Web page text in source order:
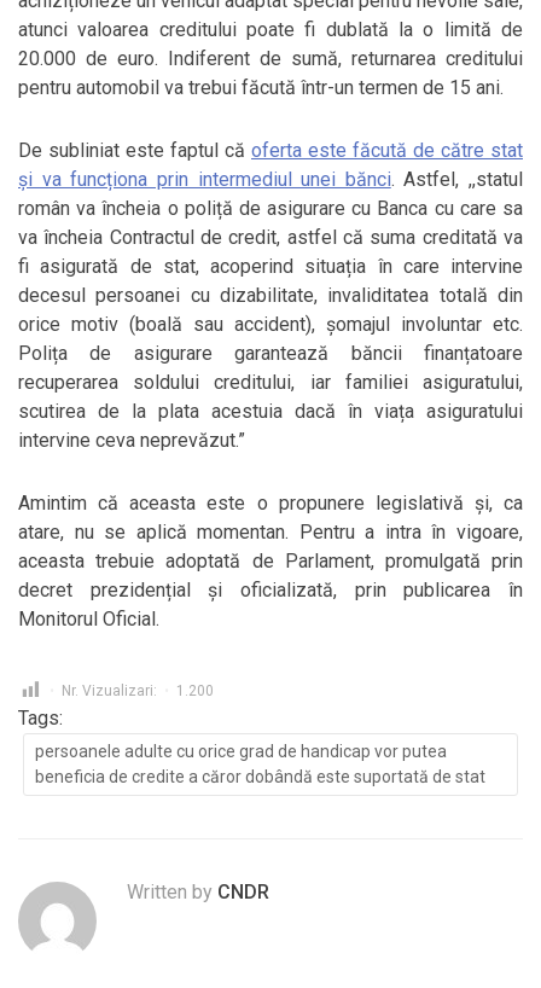
atunci valoarea creditului poate fi dublată la o limită de
20.000 de euro. Indiferent de sumă, returnarea creditului
pentru automobil va trebui făcută într-un termen de 15 ani.
De subliniat este faptul că oferta este făcută de către stat
și va funcționa prin intermediul unei bănci. Astfel, ,,statul
român va încheia o poliță de asigurare cu Banca cu care sa
va încheia Contractul de credit, astfel că suma creditată va
fi asigurată de stat, acoperind situația în care intervine
decesul persoanei cu dizabilitate, invaliditatea totală din
orice motiv (boală sau accident), șomajul involuntar etc.
Polița de asigurare garantează băncii finanțatoare
recuperarea soldului creditului, iar familiei asiguratului,
scutirea de la plata acestuia dacă în viața asiguratului
intervine ceva neprevăzut.”
Amintim că aceasta este o propunere legislativă și, ca
atare, nu se aplică momentan. Pentru a intra în vigoare,
aceasta trebuie adoptată de Parlament, promulgată prin
decret prezidențial și oficializată, prin publicarea în
Monitorul Oficial.
Nr. Vizualizari: 1.200
Tags:
persoanele adulte cu orice grad de handicap vor putea
beneficia de credite a căror dobândă este suportată de stat
Written by CNDR